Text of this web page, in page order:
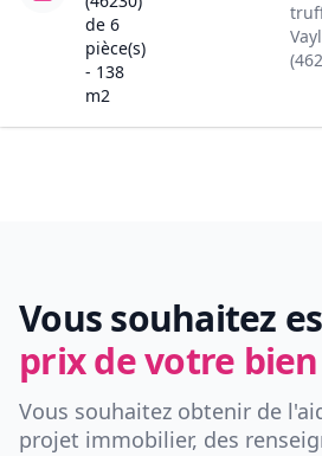
de 6
pièce(s)
- 138
m2
Vous souhaitez
prix de votre bien
Vous souhaitez obtenir de
projet immobilier, des